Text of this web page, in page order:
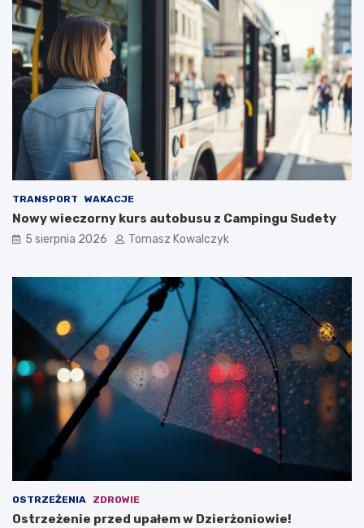
TRANSPORT WAKACJE
Nowy wieczorny kurs autobusu z Campingu Sudety
5 sierpnia 2026 Tomasz Kowalczyk
OSTRZEŻENIA ZDROWIE
Ostrzeżenie przed upałem w Dzierżoniowie!